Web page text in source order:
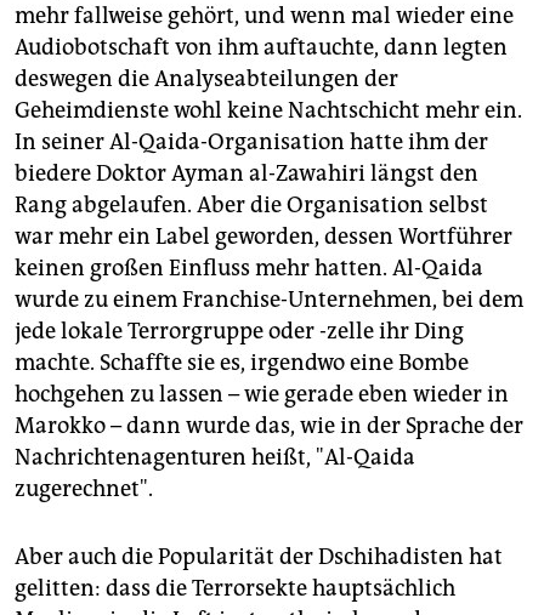
mehr fallweise gehört, und wenn mal wieder eine
Audiobotschaft von ihm auftauchte, dann legten
deswegen die Analyseabteilungen der
Geheimdienste wohl keine Nachtschicht mehr ein.
In seiner Al-Qaida-Organisation hatte ihm der
biedere Doktor Ayman al-Zawahiri längst den
Rang abgelaufen. Aber die Organisation selbst
war mehr ein Label geworden, dessen Wortführer
keinen großen Einfluss mehr hatten. Al-Qaida
wurde zu einem Franchise-Unternehmen, bei dem
jede lokale Terrorgruppe oder -zelle ihr Ding
machte. Schaffte sie es, irgendwo eine Bombe
hochgehen zu lassen – wie gerade eben wieder in
Marokko – dann wurde das, wie in der Sprache der
Nachrichtenagenturen heißt, "Al-Qaida
zugerechnet".
Aber auch die Popularität der Dschihadisten hat
gelitten: dass die Terrorsekte hauptsächlich